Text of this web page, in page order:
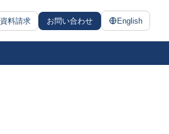
資料請求 お問い合わせ English